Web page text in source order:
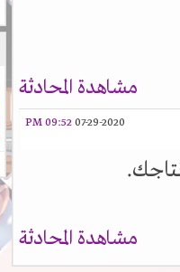
مشاهدة المحادثة
07-29-2020
09:52 PM
مشاهدة المحادثة